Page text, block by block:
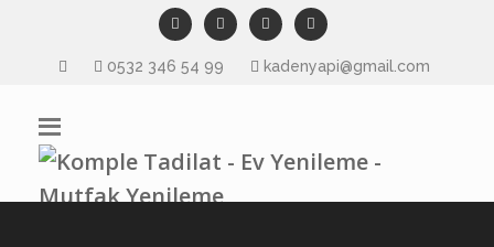
0532 346 54 99 kadenyapi@gmail.com